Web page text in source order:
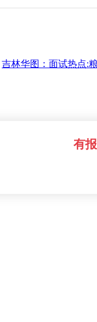
吉林华图：面试热点:
有